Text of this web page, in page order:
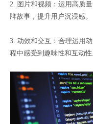
2. 图片和视频：运用高质
牌故事，提升用户沉浸感。
3. 动效和交互：合理运用
程中感受到趣味性和互动性